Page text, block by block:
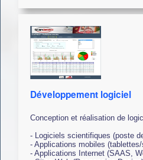
Développement logiciel
Conception et réalisation de
- Logiciels scientifiques (poste
- Applications mobiles
- Applications Internet (SAAS,